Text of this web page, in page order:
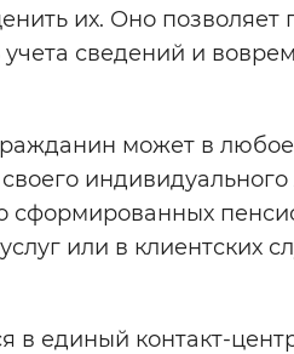
их. Оно
сведений и
может в
индивидуального
сформированных
или в клиентских
в единый контакт-